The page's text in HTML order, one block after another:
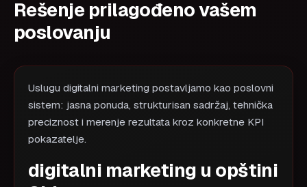
Rešenje prilagođeno vašem
poslovanju
Uslugu digitalni marketing postavljamo kao poslovni
sistem: jasna ponuda, strukturisan sadržaj, tehnička
preciznost i merenje rezultata kroz konkretne KPI
pokazatelje.
digitalni marketing u opštini